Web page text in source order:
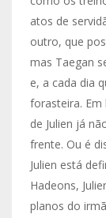
atos de
outro, que
mas Taegan
e, a cada dia
forasteira. Em
de Julien já
frente. Ou é
Julien está
Hadeons,
planos do